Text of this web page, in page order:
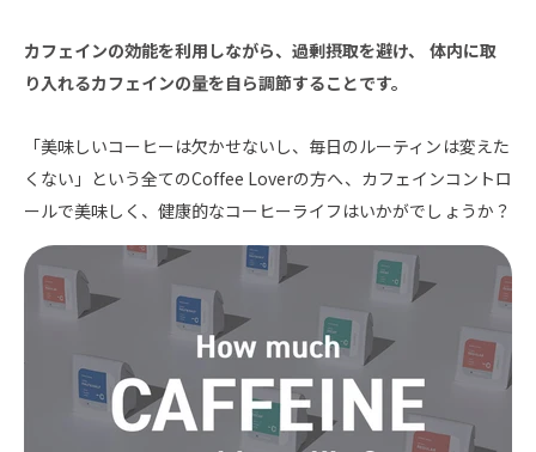
カフェインの効能を利用しながら、過剰摂取を避け、 体内に取
り入れるカフェインの量を自ら調節することです。
「美味しいコーヒーは欠かせないし、毎日のルーティンは変えた
くない」という全てのCoffee Loverの方へ、カフェインコントロ
ールで美味しく、健康的なコーヒーライフはいかがでしょうか？